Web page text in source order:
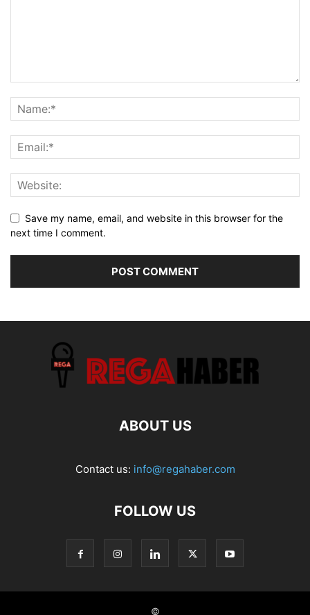
Save my name, email, and website in this browser for the
next time I comment.
ABOUT US
Contact us: info@regahaber.com
FOLLOW US
©